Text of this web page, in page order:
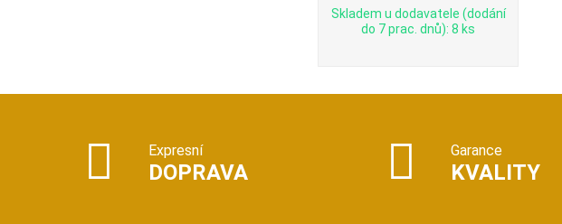
Skladem u dodavatele (dodání
do 7 prac. dnů): 8 ks
Expresní
DOPRAVA
Garance
KVALITY